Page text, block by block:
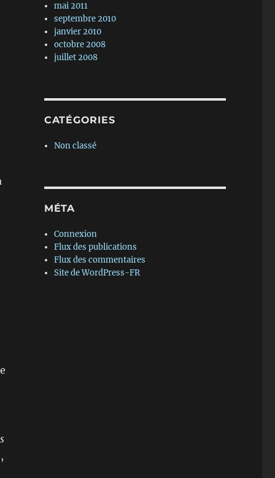
mai 2011
septembre 2010
janvier 2010
octobre 2008
juillet 2008
CATÉGORIES
Non classé
MÉTA
Connexion
Flux des publications
Flux des commentaires
Site de WordPress-FR